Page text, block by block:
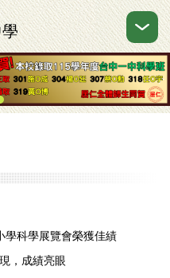
學科學展覽會榮獲佳績
，成績亮眼